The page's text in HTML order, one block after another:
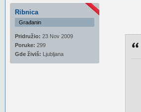
Ribnica
Građanin
Pridružio: 23 Nov 2009
Poruke: 299
Gde živiš: Ljubljana